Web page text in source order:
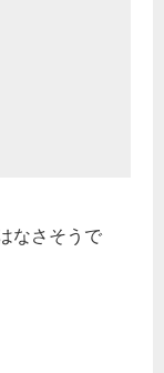
なさそうで